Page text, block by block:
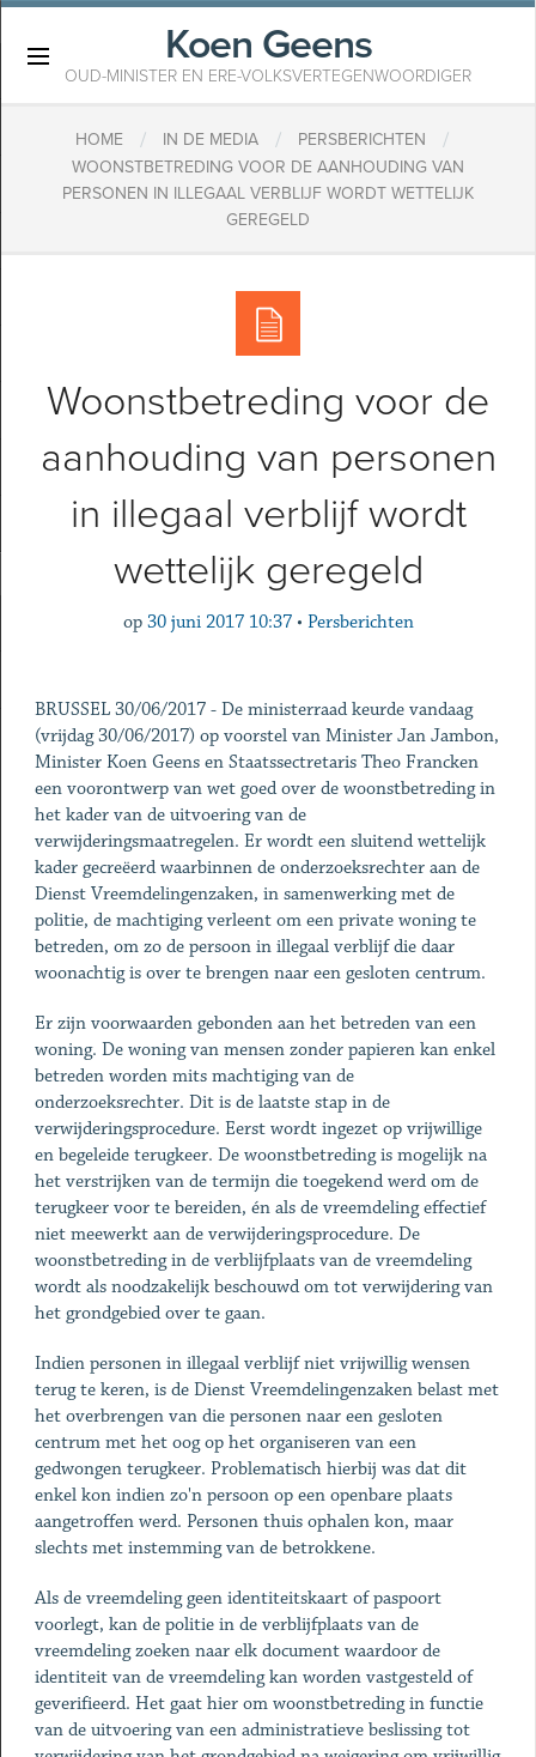
Koen Geens
OUD-MINISTER EN ERE-VOLKSVERTEGENWOORDIGER
HOME / IN DE MEDIA / PERSBERICHTEN /
WOONSTBETREDING VOOR DE AANHOUDING VAN
PERSONEN IN ILLEGAAL VERBLIJF WORDT WETTELIJK
GEREGELD
Woonstbetreding voor de
aanhouding van personen
in illegaal verblijf wordt
wettelijk geregeld
op 30 juni 2017 10:37 • Persberichten
BRUSSEL 30/06/2017 - De ministerraad keurde vandaag
(vrijdag 30/06/2017) op voorstel van Minister Jan Jambon,
Minister Koen Geens en Staatssectretaris Theo Francken
een voorontwerp van wet goed over de woonstbetreding in
het kader van de uitvoering van de
verwijderingsmaatregelen. Er wordt een sluitend wettelijk
kader gecreëerd waarbinnen de onderzoeksrechter aan de
Dienst Vreemdelingenzaken, in samenwerking met de
politie, de machtiging verleent om een private woning te
betreden, om zo de persoon in illegaal verblijf die daar
woonachtig is over te brengen naar een gesloten centrum.
Er zijn voorwaarden gebonden aan het betreden van een
woning. De woning van mensen zonder papieren kan enkel
betreden worden mits machtiging van de
onderzoeksrechter. Dit is de laatste stap in de
verwijderingsprocedure. Eerst wordt ingezet op vrijwillige
en begeleide terugkeer. De woonstbetreding is mogelijk na
het verstrijken van de termijn die toegekend werd om de
terugkeer voor te bereiden, én als de vreemdeling effectief
niet meewerkt aan de verwijderingsprocedure. De
woonstbetreding in de verblijfplaats van de vreemdeling
wordt als noodzakelijk beschouwd om tot verwijdering van
het grondgebied over te gaan.
Indien personen in illegaal verblijf niet vrijwillig wensen
terug te keren, is de Dienst Vreemdelingenzaken belast met
het overbrengen van die personen naar een gesloten
centrum met het oog op het organiseren van een
gedwongen terugkeer. Problematisch hierbij was dat dit
enkel kon indien zo'n persoon op een openbare plaats
aangetroffen werd. Personen thuis ophalen kon, maar
slechts met instemming van de betrokkene.
Als de vreemdeling geen identiteitskaart of paspoort
voorlegt, kan de politie in de verblijfplaats van de
vreemdeling zoeken naar elk document waardoor de
identiteit van de vreemdeling kan worden vastgesteld of
geverifieerd. Het gaat hier om woonstbetreding in functie
van de uitvoering van een administratieve beslissing tot